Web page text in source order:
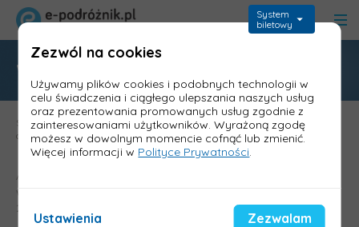
System
biletowy
Wersja 1.54t PP-Bilety
Strona główna>Aktualizacje - wykazy zmian>PP-Bilety - wymagania i
aktualizacje>Wersja 1.54t PP-Bilety
Aktualizacja zawiera m.in.: eksport danych biletów
wzorcowych, raportów do Informica 2.0 i z z bileterek EMAR-
205.
Zezwól na cookies
Używamy plików cookies i podobnych technologii w
celu świadczenia i ciągłego ulepszania naszych usług
oraz prezentowania promowanych usług zgodnie z
zainteresowaniami użytkowników. Wyrażoną zgodę
możesz w dowolnym momencie cofnąć lub zmienić.
Więcej informacji w Polityce Prywatności.
Ustawienia Zezwalam